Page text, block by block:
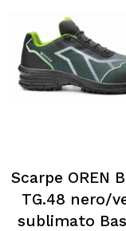
Scarpe OREN
TG.48 nero/
sublimato